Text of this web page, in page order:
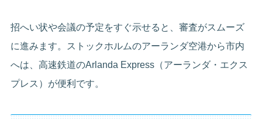
招へい状や会議の予定をすぐ示せると、審査がスムーズ
に進みます。ストックホルムのアーランダ空港から市内
へは、高速鉄道のArlanda Express（アーランダ・エクス
プレス）が便利です。